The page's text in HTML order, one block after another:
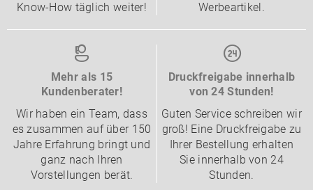
Know-How täglich weiter!
Werbeartikel.
Mehr als 15
Kundenberater!
Wir haben ein Team, dass
es zusammen auf über 150
Jahre Erfahrung bringt und
ganz nach Ihren
Vorstellungen berät.
Druckfreigabe innerhalb
von 24 Stunden!
Guten Service schreiben wir
groß! Eine Druckfreigabe zu
Ihrer Bestellung erhalten
Sie innerhalb von 24
Stunden.